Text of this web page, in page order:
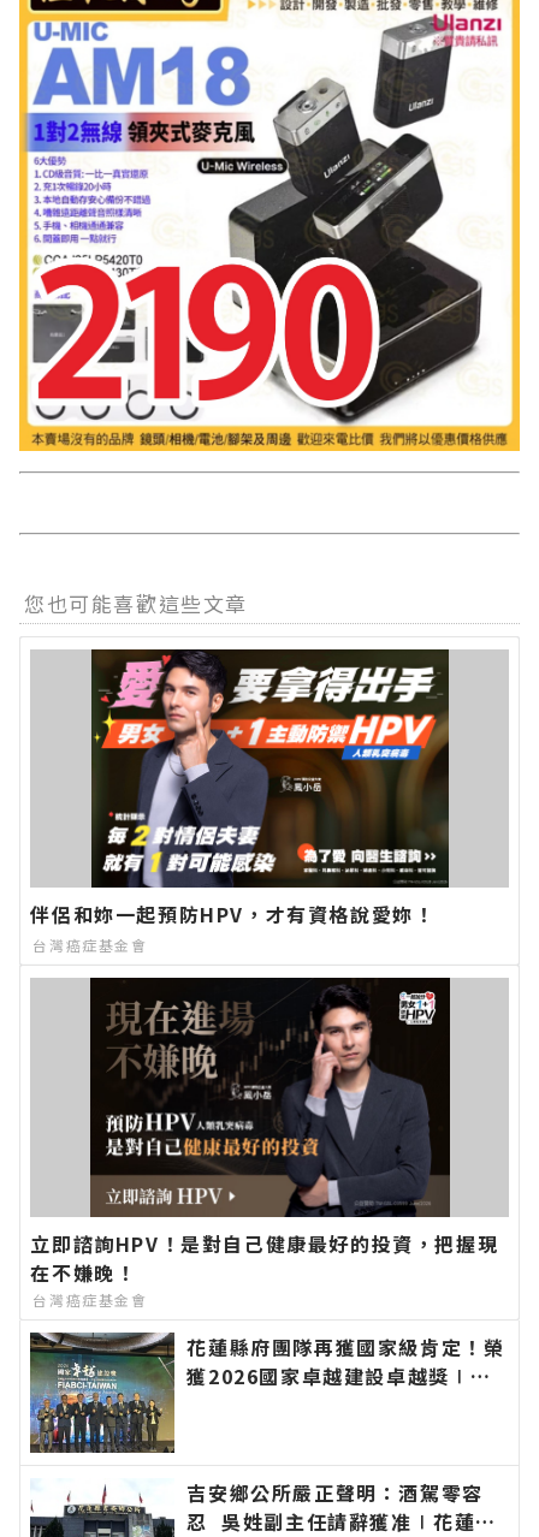
您也可能喜歡這些文章
伴侶和妳一起預防HPV，才有資格說愛妳！
台灣癌症基金會
立即諮詢HPV！是對自己健康最好的投資，把握現
在不嫌晚！
台灣癌症基金會
花蓮縣府團隊再獲國家級肯定！榮
獲2026國家卓越建設卓越獎∣花
訊！
吉安鄉公所嚴正聲明：酒駕零容
忍 吳姓副主任請辭獲准∣花蓮新